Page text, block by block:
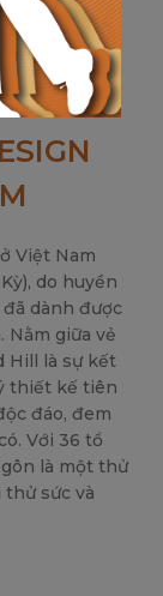
Hà Nội, Việt
Việt Nam
do huyền
dành được
Nằm giữa vẻ
Hill là sự kết
thiết kế tiên
đáo, đem
Với 36 tổ
là một thử
sức và